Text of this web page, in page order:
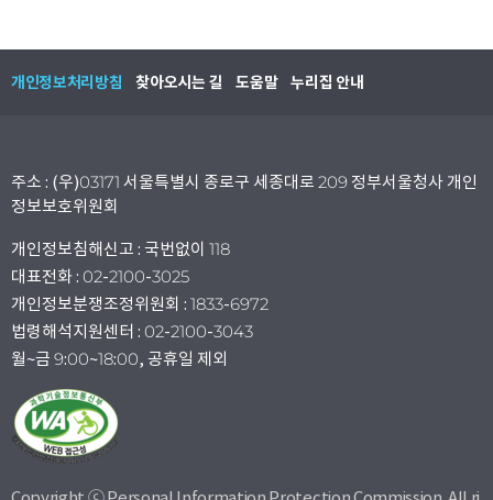
개인정보처리방침 찾아오시는 길 도움말 누리집 안내
주소 : (우)03171 서울특별시 종로구 세종대로 209 정부서울청사 개인
정보보호위원회
개인정보침해신고 : 국번없이 118
대표전화 : 02-2100-3025
개인정보분쟁조정위원회 : 1833-6972
법령해석지원센터 : 02-2100-3043
월~금 9:00~18:00, 공휴일 제외